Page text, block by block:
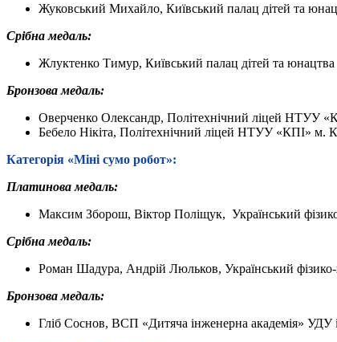
Жуковський Михайло, Київський палац дітей та
Срібна медаль:
Жлуктенко Тимур, Київський палац дітей та юнацтва
Бронзова медаль:
Оверченко Олександр, Політехнічний ліцей НТУУ
Бебело Нікіта, Політехнічний ліцей НТУУ «КПІ» м.
Категорія «Міні сумо робот»:
Платинова медаль:
Максим Зборош, Віктор Поліщук, Український
Срібнамедаль:
Роман Шадура, Андрій Люльков, Український фізико-
Бронзова медаль:
Гліб Соснов, ВСП «Дитяча інженерна академія»